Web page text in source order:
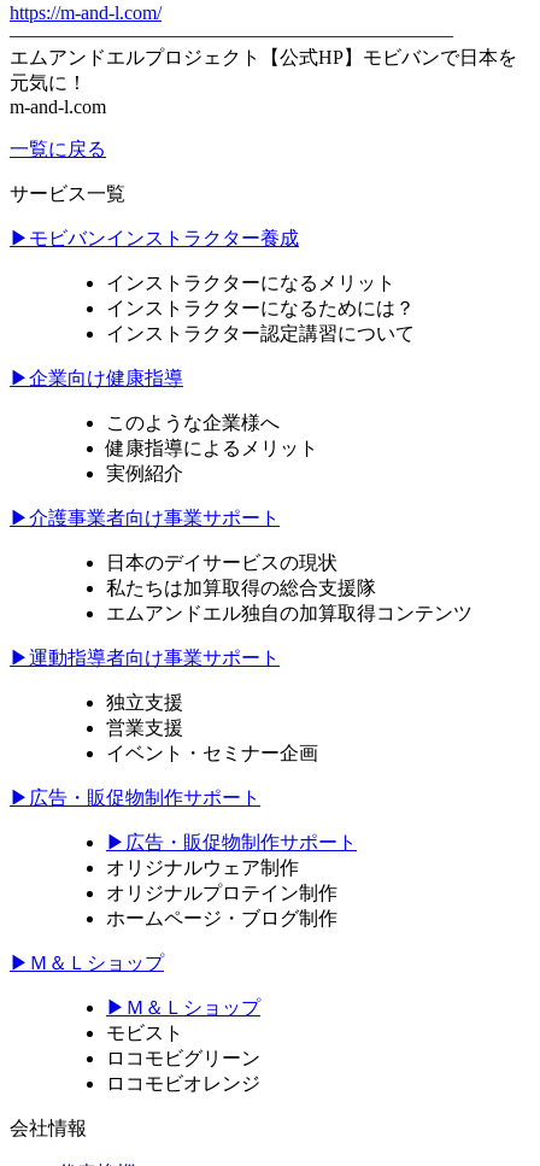
https://m-and-l.com/
———————————————————————
エムアンドエルプロジェクト【公式HP】モビバンで日本を
元気に！
m-and-l.com
一覧に戻る
サービス一覧
▶モビバンインストラクター養成
インストラクターになるメリット
インストラクターになるためには？
インストラクター認定講習について
▶企業向け健康指導
このような企業様へ
健康指導によるメリット
実例紹介
▶介護事業者向け事業サポート
日本のデイサービスの現状
私たちは加算取得の総合支援隊
エムアンドエル独自の加算取得コンテンツ
▶運動指導者向け事業サポート
独立支援
営業支援
イベント・セミナー企画
▶広告・販促物制作サポート
▶広告・販促物制作サポート
オリジナルウェア制作
オリジナルプロテイン制作
ホームページ・ブログ制作
▶Ｍ＆Ｌショップ
▶Ｍ＆Ｌショップ
モビスト
ロコモビグリーン
ロコモビオレンジ
会社情報